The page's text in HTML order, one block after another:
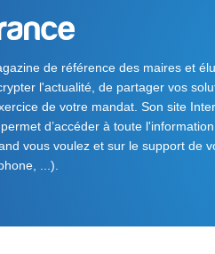
de référence des maires et
l'actualité, de partager vos
de votre mandat. Son site
d’accéder à toute
vous voulez et sur le support de
...).